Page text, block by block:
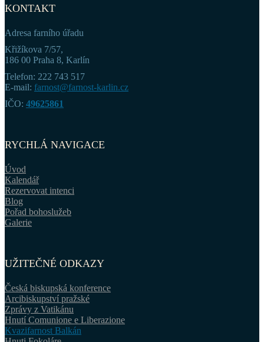
KONTAKT
Adresa farního úřadu
Křižíkova 7/57,
186 00 Praha 8, Karlín
Telefon: 222 743 517
E-mail: farnost@farnost-karlin.cz
IČO: 49625861
RYCHLÁ NAVIGACE
Úvod
Kalendář
Rezervovat intenci
Blog
Pořad bohoslužeb
Galerie
UŽITEČNÉ ODKAZY
Česká biskupská konference
Arcibiskupství pražské
Zprávy z Vatikánu
Hnutí Comunione e Liberazione
Kvazifarnost Balkán